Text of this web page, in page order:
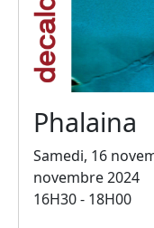
Phalaina
Samedi, 16
novembre 2024
16H30 - 18H00